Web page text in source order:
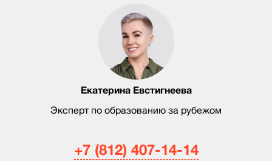
Екатерина Евстигнеева
Эксперт по образованию за рубежом
+7 (812) 407-14-14